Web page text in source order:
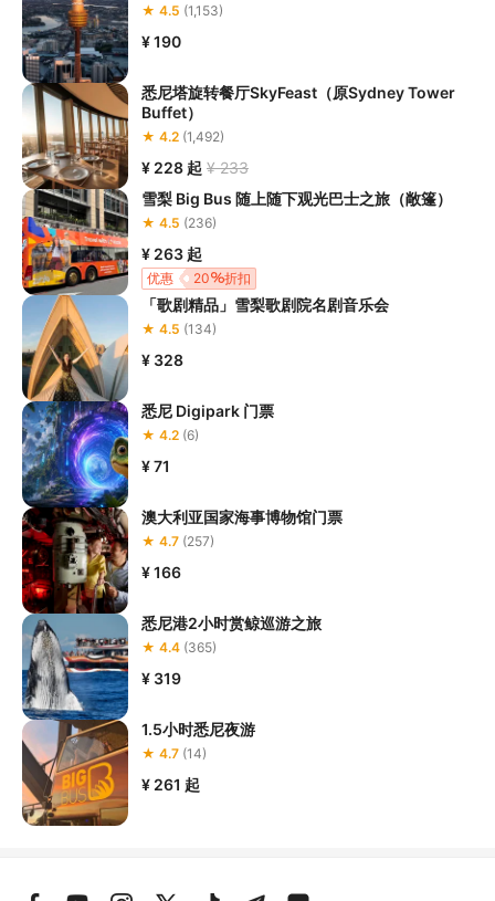
★ 4.5 (1,153)
¥ 190
悉尼塔旋转餐厅SkyFeast（原Sydney Tower
Buffet）
★ 4.2 (1,492)
¥ 228 起 ¥ 233
雪梨 Big Bus 随上随下观光巴士之旅（敞篷）
★ 4.5 (236)
¥ 263 起
20 折扣
优惠
「歌剧精品」雪梨歌剧院名剧音乐会
★ 4.5 (134)
¥ 328
悉尼 Digipark 门票
★ 4.2 (6)
¥ 71
澳大利亚国家海事博物馆门票
★ 4.7 (257)
¥ 166
悉尼港2小时赏鲸巡游之旅
★ 4.4 (365)
¥ 319
1.5小时悉尼夜游
★ 4.7 (14)
¥ 261 起